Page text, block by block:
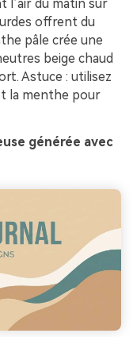
l’air du matin sur
offrent du
pâle crée une
beige chaud
Astuce : utilisez
la menthe pour
générée avec